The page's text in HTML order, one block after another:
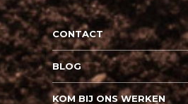
CONTACT
BLOG
KOM BIJ ONS WERKEN